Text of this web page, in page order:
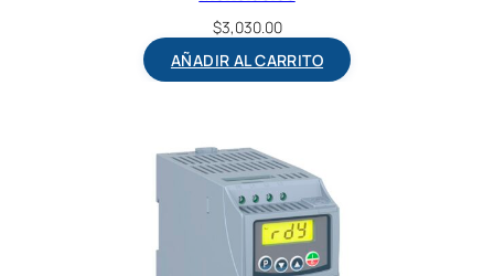
$3,030.00
AÑADIR AL CARRITO